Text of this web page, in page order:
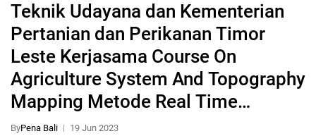
Teknik Udayana dan Kementerian
Pertanian dan Perikanan Timor
Leste Kerjasama Course On
Agriculture System And Topography
Mapping Metode Real Time
Kinematics
ByPena Bali 19 Jun 2023